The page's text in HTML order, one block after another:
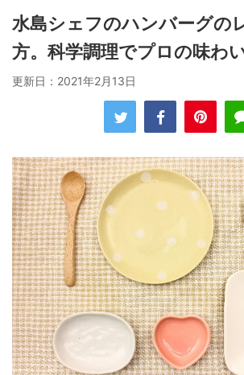
水島シェフのハンバーグの
方。科学調理でプロの味わ
更新日： 2021年2月13日